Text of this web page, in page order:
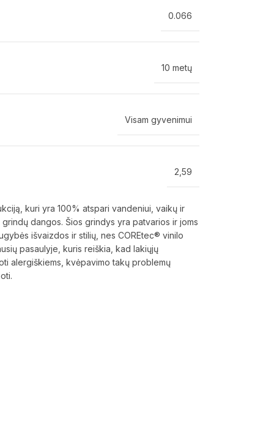
0.066
10 metų
Visam gyvenimui
2,59
kuri yra 100% atspari vandeniui, vaikų ir
dangos. Šios grindys yra patvarios ir joms
išvaizdos ir stilių, nes COREtec® vinilo
pasaulyje, kuris reiškia, kad lakiųjų
alergiškiems, kvėpavimo takų problemų